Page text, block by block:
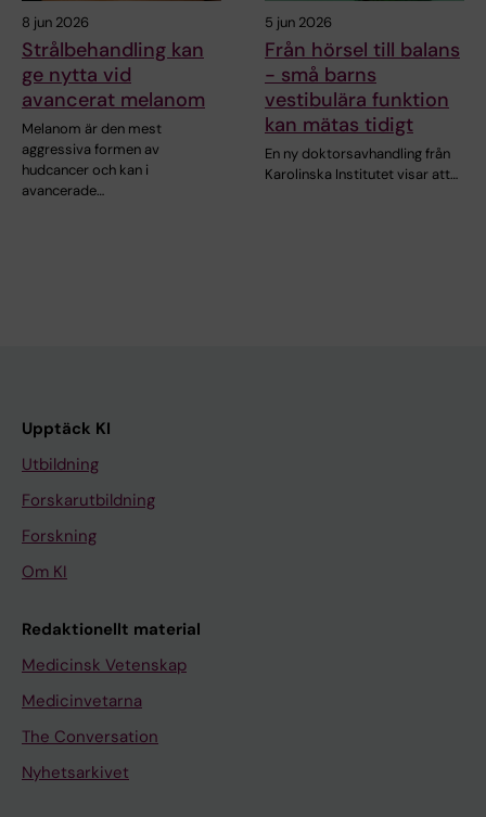
8 jun 2026
Strålbehandling kan
ge nytta vid
avancerat melanom
Melanom är den mest
aggressiva formen av
hudcancer och kan i
avancerade…
5 jun 2026
Från hörsel till balans
- små barns
vestibulära funktion
kan mätas tidigt
En ny doktorsavhandling från
Karolinska Institutet visar att…
Upptäck KI
Utbildning
Forskarutbildning
Forskning
Om KI
Redaktionellt material
Medicinsk Vetenskap
Medicinvetarna
The Conversation
Nyhetsarkivet